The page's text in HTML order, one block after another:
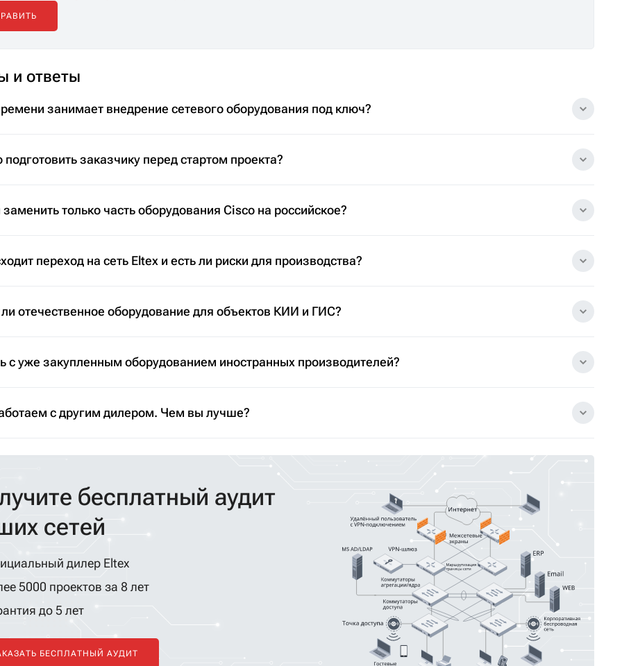
и ответы
занимает внедрение сетевого оборудования под ключ?
заказчику перед стартом проекта?
только часть оборудования Cisco на российское?
переход на сеть Eltex и есть ли риски для производства?
отечественное оборудование для объектов КИИ и ГИС?
с уже закупленным оборудованием иностранных производителей?
с другим дилером. Чем вы лучше?
бесплатный аудит
сетей
дилер Eltex
5000 проектов за 8 лет
до 5 лет
БЕСПЛАТНЫЙ АУДИТ